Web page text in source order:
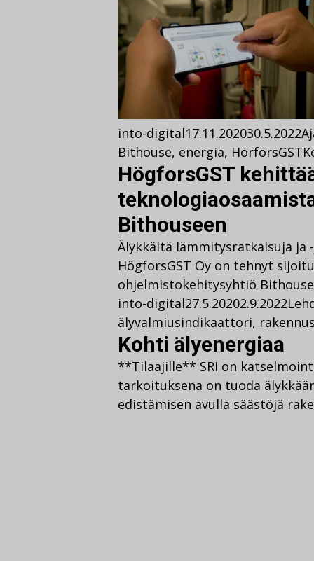
into-digital17.11.202030.5.2022
Bithouse, energia, HörforsGST
HögforsGST
Bithouseen
Älykkäitä lämmitysratkaisuja ja
HögforsGST Oy on tehnyt
ohjelmistokehitysyhtiö
into-digital27.5.20202.9.2022
älyvalmiusindikaattori,
Kohti älyenergiaa
**Tilaajille** SRI on
tarkoituksena on tuoda
edistämisen avulla säästöjä